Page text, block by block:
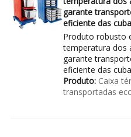
garante
eficiente das
Produto robusto
temperatura dos
garante
eficiente das
Produto:Caixa
transportadas